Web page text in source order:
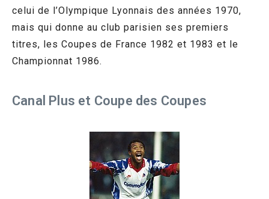
celui de l’Olympique Lyonnais des années 1970,
mais qui donne au club parisien ses premiers
titres, les Coupes de France 1982 et 1983 et le
Championnat 1986.
Canal Plus et Coupe des Coupes